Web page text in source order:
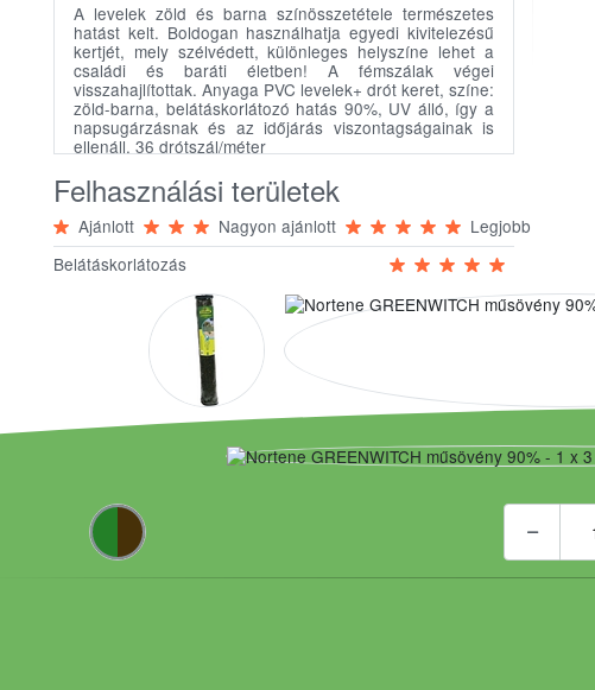
A levelek zöld és barna színösszetétele természetes
hatást kelt. Boldogan használhatja egyedi kivitelezésű
kertjét, mely szélvédett, különleges helyszíne lehet a
családi és baráti életben! A fémszálak végei
visszahajlítottak. Anyaga PVC levelek+ drót keret, színe:
zöld-barna, belátáskorlátozó hatás 90%, UV álló, így a
napsugárzásnak és az időjárás viszontagságainak is
ellenáll, 36 drótszál/méter
Felhasználási területek
Ajánlott Nagyon ajánlott
Legjobb
Belátáskorlátozás